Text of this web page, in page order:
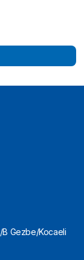
B Gezbe/Kocaeli